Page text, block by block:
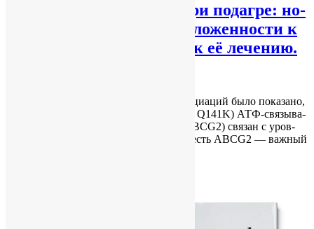
По­ли­мор­физм ABCG2 при по­даг­ре: но­
вые дан­ные о пред­рас­по­ло­жен­но­сти к
за­боле­ва­нию и под­хо­дах к её ле­че­нию.
В пол­но­ге­ном­ном ис­сле­до­ва­нии ас­со­ци­а­ций бы­ло по­ка­за­но,
что обыч­ный по­ли­мор­физм (rs2231142, Q141K) АТФ-свя­зы­ва­
ю­ще­го кас­сет­но­го транс­пор­те­ра G2 (ABCG2) свя­зан с уров­
нем мо­че­вой кис­ло­ты в сы­во­рот­ке, то есть ABCG2 — важ­ный